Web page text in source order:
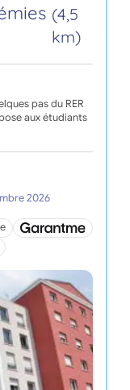
(4,5
km)
pas du RER
aux étudiants
2026